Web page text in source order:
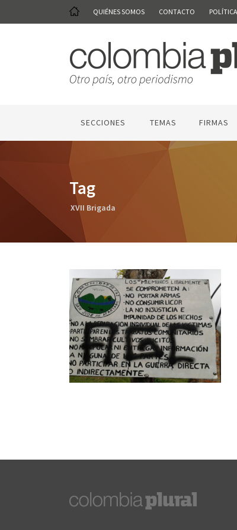
QUIÉNES SOMOS CONTACTO
SECCIONES TEMAS FIRMAS
Tag
XVII Brigada